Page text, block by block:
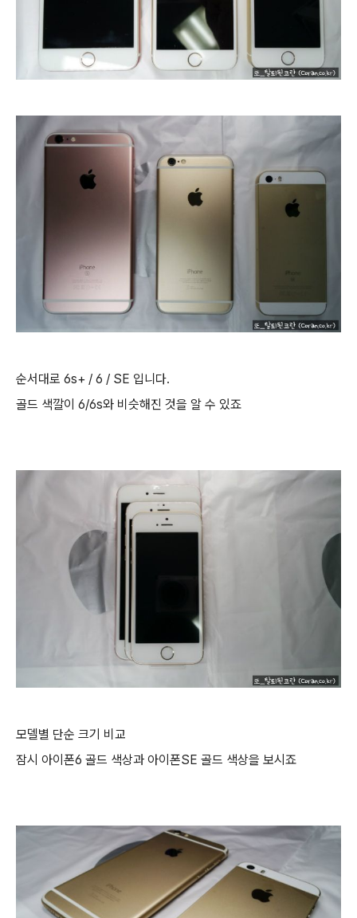
순서대로 6s+ / 6 / SE 입니다.
골드 색깔이 6/6s와 비슷해진 것을 알 수 있죠
모델별 단순 크기 비교
잠시 아이폰6 골드 색상과 아이폰SE 골드 색상을 보시죠